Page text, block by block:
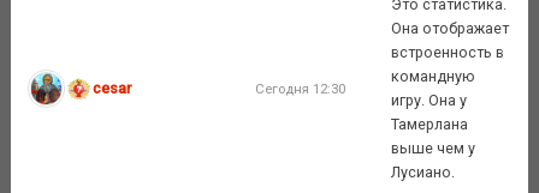
cesar Сегодня 12:30
Это статистика.
Она отображает
встроенность в
командную
игру. Она у
Тамерлана
выше чем у
Лусиано.